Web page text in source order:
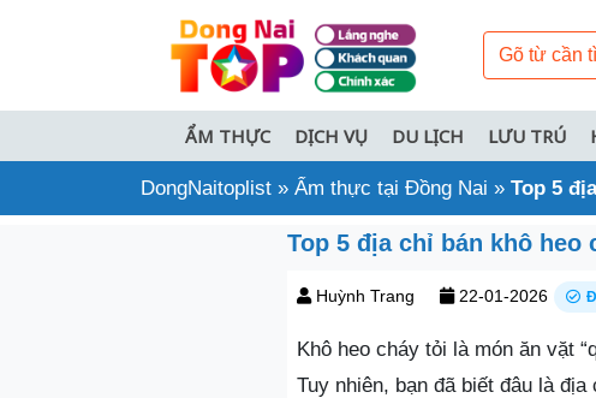
ẨM THỰC DỊCH VỤ DU LỊCH LƯU TRÚ
DongNaitoplist » Ẩm thực tại Đồng Nai » Top 5
Top 5 địa chỉ bán khô heo
Huỳnh Trang 22-01-2026
Khô heo cháy tỏi là món ăn vặt
Tuy nhiên, bạn đã biết đâu là